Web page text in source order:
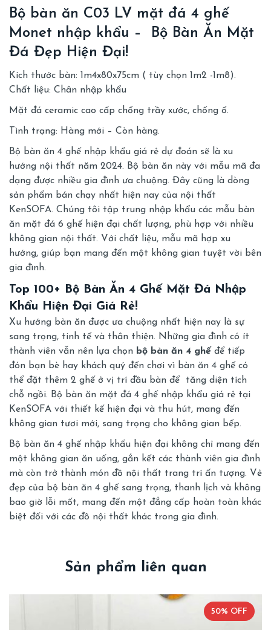
Bộ bàn ăn C03 LV mặt đá 4 ghế
Monet nhập khẩu – Bộ Bàn Ăn Mặt
Đá Đẹp Hiện Đại!
Kích thước bàn: 1m4x80x75cm ( tùy chọn 1m2 -1m8).
Chất liệu: Chân nhập khẩu
Mặt đá ceramic cao cấp chống trầy xước, chống ố.
Tình trạng: Hàng mới – Còn hàng.
Bộ bàn ăn 4 ghế nhập khẩu giá rẻ dự đoán sẽ là xu
hướng nội thất năm 2024. Bộ bàn ăn này với mẫu mã đa
dạng được nhiều gia đình ưa chuộng. Đây cũng là dòng
sản phẩm bán chạy nhất hiện nay của nội thất
KenSOFA. Chúng tôi tập trung nhập khẩu các mẫu bàn
ăn mặt đá 6 ghế hiện đại chất lượng, phù hợp với nhiều
không gian nội thất. Với chất liệu, mẫu mã hợp xu
hướng, giúp bạn mang đến một không gian tuyệt vời bên
gia đình.
Top 100+ Bộ Bàn Ăn 4 Ghế Mặt Đá Nhập
Khẩu Hiện Đại Giá Rẻ!
Xu hướng bàn ăn được ưa chuộng nhất hiện nay là sự
sang trọng, tinh tế và thân thiện. Những gia đình có ít
thành viên vẫn nên lựa chọn bộ bàn ăn 4 ghế để tiếp
đón bạn bè hay khách quý đến chơi vì bàn ăn 4 ghế có
thể đặt thêm 2 ghế ở vị trí đầu bàn để tăng diện tích
chỗ ngồi. Bộ bàn ăn mặt đá 4 ghế nhập khẩu giá rẻ tại
KenSOFA với thiết kế hiện đại và thu hút, mang đến
không gian tươi mới, sang trọng cho không gian bếp.
Bộ bàn ăn 4 ghế nhập khẩu hiện đại không chỉ mang đến
một không gian ăn uống, gắn kết các thành viên gia đình
mà còn trở thành món đồ nội thất trang trí ấn tượng. Vẻ
đẹp của bộ bàn ăn 4 ghế sang trọng, thanh lịch và không
bao giờ lỗi mốt, mang đến một đẳng cấp hoàn toàn khác
biệt đối với các đồ nội thất khác trong gia đình.
Sản phẩm liên quan
50% OFF